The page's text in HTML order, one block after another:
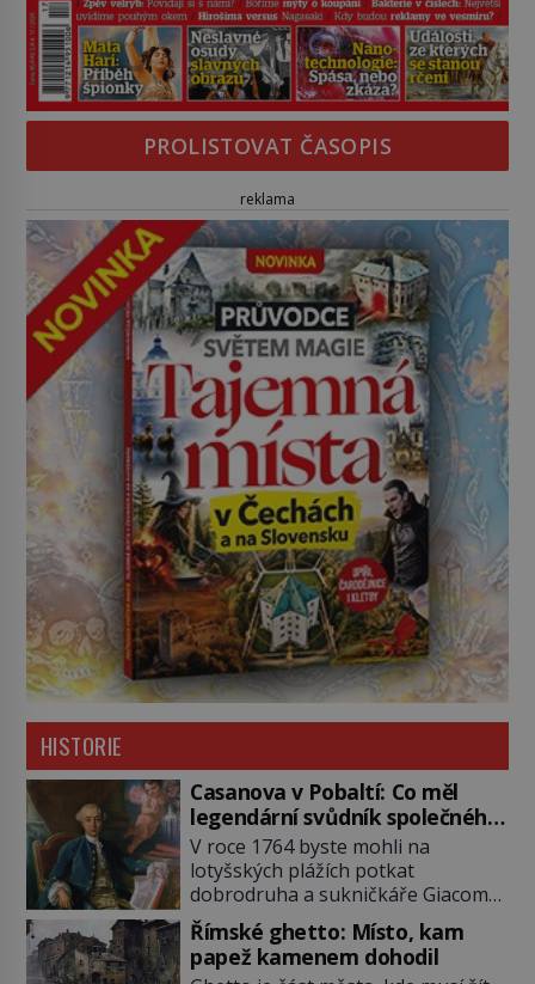
PROLISTOVAT ČASOPIS
reklama
HISTORIE
Casanova v Pobaltí: Co měl
legendární svůdník společného
se svobodnými zednáři?
V roce 1764 byste mohli na
lotyšských plážích potkat
dobrodruha a sukničkáře Giacoma
Casanovu. Jeho cesta k Baltskému
moři však nebyla turistickým
výletem, ale ryze pracovní cestou
Římské ghetto: Místo, kam
papež kamenem dohodil